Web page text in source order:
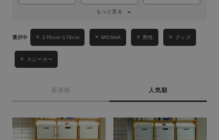
キーワード
MENS KIDS
もっと見る
170cm~174cm MOSHA 男性 グッズ
スニーカー
新着順 人気順